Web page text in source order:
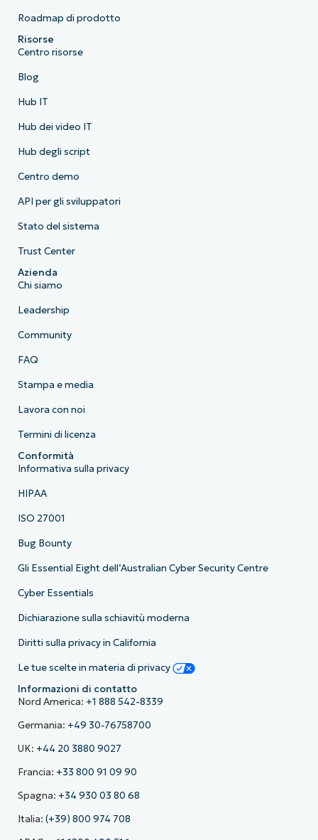
Roadmap di prodotto
Risorse
Centro risorse
Blog
Hub IT
Hub dei video IT
Hub degli script
Centro demo
API per gli sviluppatori
Stato del sistema
Trust Center
Azienda
Chi siamo
Leadership
Community
FAQ
Stampa e media
Lavora con noi
Termini di licenza
Conformità
Informativa sulla privacy
HIPAA
ISO 27001
Bug Bounty
Gli Essential Eight dell’Australian Cyber Security Centre
Cyber Essentials
Dichiarazione sulla schiavitù moderna
Diritti sulla privacy in California
Le tue scelte in materia di privacy
Informazioni di contatto
Nord America: +1 888 542-8339
Germania: +49 30-76758700
UK: +44 20 3880 9027
Francia: +33 800 91 09 90
Spagna: +34 930 03 80 68
Italia: (+39) 800 974 708